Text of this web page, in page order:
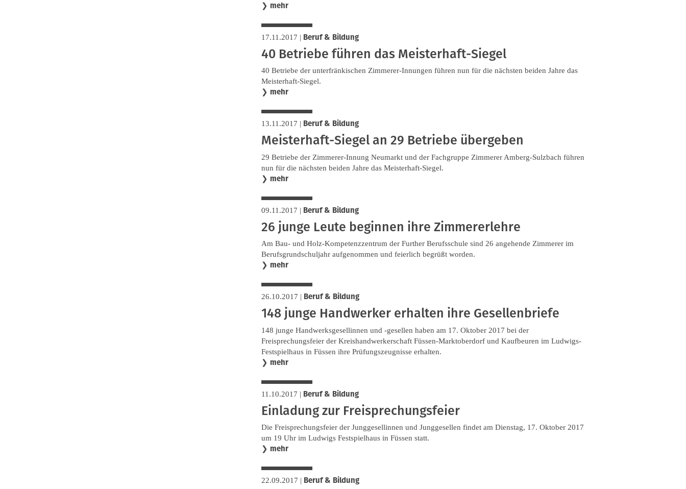
❯ mehr
17.11.2017 | Beruf & Bildung
40 Betriebe führen das Meisterhaft-Siegel
40 Betriebe der unterfränkischen Zimmerer-Innungen führen nun für die nächsten beiden Jahre das
Meisterhaft-Siegel.
❯ mehr
13.11.2017 | Beruf & Bildung
Meisterhaft-Siegel an 29 Betriebe übergeben
29 Betriebe der Zimmerer-Innung Neumarkt und der Fachgruppe Zimmerer Amberg-Sulzbach führen
nun für die nächsten beiden Jahre das Meisterhaft-Siegel.
❯ mehr
09.11.2017 | Beruf & Bildung
26 junge Leute beginnen ihre Zimmererlehre
Am Bau- und Holz-Kompetenzzentrum der Further Berufsschule sind 26 angehende Zimmerer im
Berufsgrundschuljahr aufgenommen und feierlich begrüßt worden.
❯ mehr
26.10.2017 | Beruf & Bildung
148 junge Handwerker erhalten ihre Gesellenbriefe
148 junge Handwerksgesellinnen und -gesellen haben am 17. Oktober 2017 bei der
Freisprechungsfeier der Kreishandwerkerschaft Füssen-Marktoberdorf und Kaufbeuren im Ludwigs-
Festspielhaus in Füssen ihre Prüfungszeugnisse erhalten.
❯ mehr
11.10.2017 | Beruf & Bildung
Einladung zur Freisprechungsfeier
Die Freisprechungsfeier der Junggesellinnen und Junggesellen findet am Dienstag, 17. Oktober 2017
um 19 Uhr im Ludwigs Festspielhaus in Füssen statt.
❯ mehr
22.09.2017 | Beruf & Bildung